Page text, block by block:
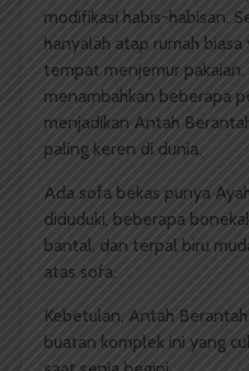
modifikasi habis-habisan.
hanyalah atap rumah
tempat menjemur pakaian.
menambahkan beberapa
menjadikan Antah
paling keren di dunia.
Ada sofa bekas punya
diduduki, beberapa
bantal, dan terpal biru
atas sofa.
Kebetulan, Antah
buatan komplek ini yang